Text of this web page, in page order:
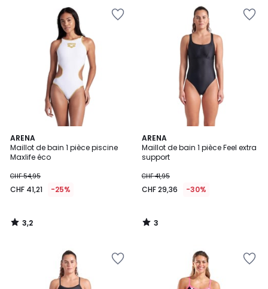
ARENA
Maillot de bain 1 pièce piscine
Maxlife éco
CHF 54,95
CHF 41,21 -25%
3,2
/ 5
3,2
/
ARENA
Maillot de bain 1 pièce Feel extra
support
CHF 41,95
CHF 29,36 -30%
3
/
5
3
/